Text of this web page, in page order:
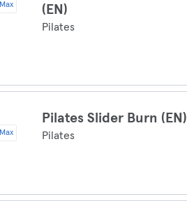
Max
(EN)
Pilates
Max
Pilates Slider Burn (EN)
Pilates